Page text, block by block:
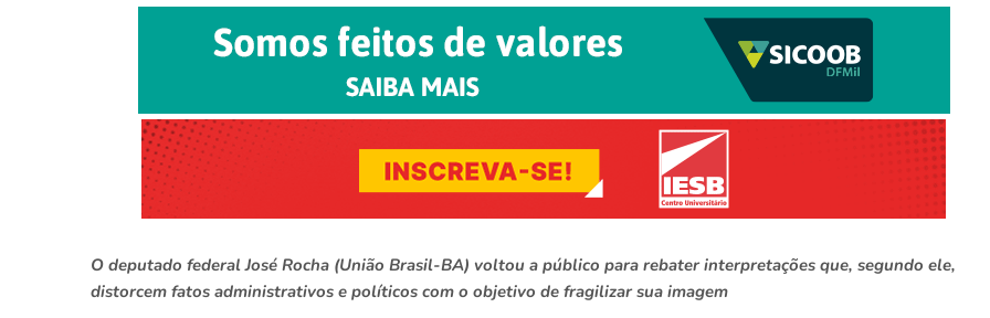
O deputado federal José Rocha (União Brasil-BA) voltou a público para rebater interpretações que, segundo ele,
distorcem fatos administrativos e políticos com o objetivo de fragilizar sua imagem